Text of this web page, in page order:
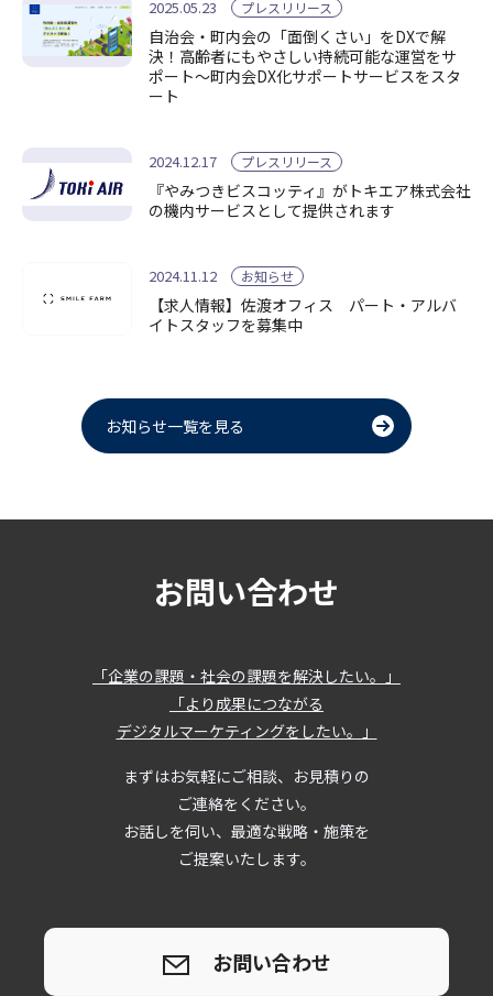
2025.05.23 プレスリリース
自治会・町内会の「面倒くさい」をDXで解
決！高齢者にもやさしい持続可能な運営をサ
ポート～町内会DX化サポートサービスをスタ
ート
2024.12.17 プレスリリース
『やみつきビスコッティ』がトキエア株式会社
の機内サービスとして提供されます
2024.11.12 お知らせ
【求人情報】佐渡オフィス パート・アルバ
イトスタッフを募集中
お知らせ一覧を見る
お問い合わせ
「企業の課題・社会の課題を解決したい。」
「より成果につながる
デジタルマーケティングをしたい。」
まずはお気軽にご相談、お見積りの
ご連絡をください。
お話しを伺い、最適な戦略・施策を
ご提案いたします。
お問い合わせ